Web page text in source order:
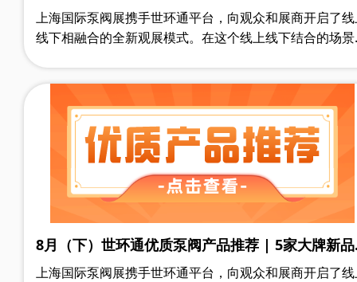
上海国际泵阀展携手世环通平台，向观众和展商开启了
线下相融合的全新观展模式。在这个线上线下结合的场景
一系列深度资料，甚至众多同行用户的产品体验评论，
应商储备和采购评估提供参考。
8月（下）世环通优质泵阀产品推荐 | 5家大牌新
萃
上海国际泵阀展携手世环通平台，向观众和展商开启了